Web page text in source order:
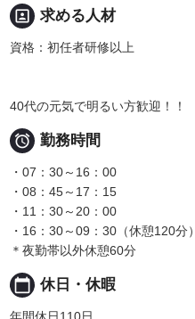
portrait 求める人材
資格：初任者研修以上
40代の元気で明るい方歓迎！！
 勤務時間
・07：30～16：00
・08：45～17：15
・11：30～20：00
・16：30～09：30（休憩120分）
＊夜勤帯以外休憩60分
calendar_today 休日・休暇